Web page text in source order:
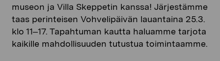
museon ja Villa Skeppetin kanssa! Järjestämme
taas perinteisen Vohvelipäivän lauantaina 25.3.
klo 11–17. Tapahtuman kautta haluamme tarjota
kaikille mahdollisuuden tutustua toimintaamme.